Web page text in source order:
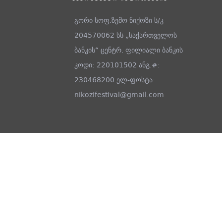
გორი სოფ.ზემო ნიქოზი ს/კ
204570062 სს „საქართველოს
ბანკის“ ცენტრ. ფილიალი ბანკის
კოდი: 220101502 ანგ.#:
230468200 ელ-ფოსტა:
nikozifestival@gmail.com